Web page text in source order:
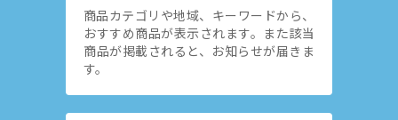
商品カテゴリや地域、キーワードから、
おすすめ商品が表示されます。また該当
商品が掲載されると、お知らせが届きま
す。